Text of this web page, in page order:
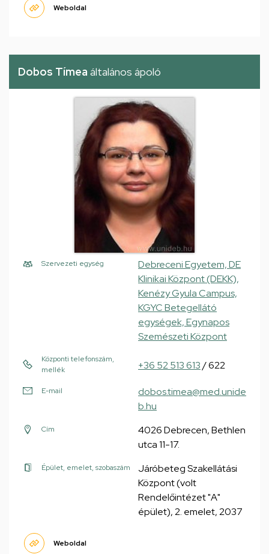
Weboldal
Dobos Tímea általános ápoló
Szervezeti egység
Debreceni Egyetem, DE
Klinikai Központ (DEKK),
Kenézy Gyula Campus,
KGYC Betegellátó
egységek, Egynapos
Szemészeti Központ
Központi telefonszám,
mellék
+36 52 513 613/ 622
E-mail
dobos.timea@med.unide
b.hu
Cím
4026 Debrecen, Bethlen
utca 11-17.
Épület, emelet, szobaszám
Járóbeteg Szakellátási
Központ (volt
Rendelőintézet "A"
épület), 2. emelet, 2037
Weboldal